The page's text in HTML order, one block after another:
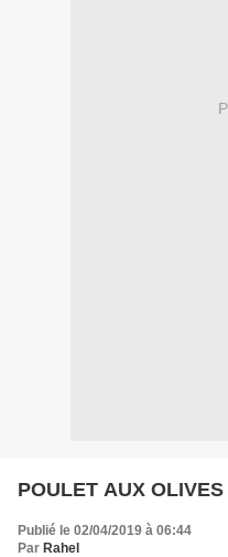
POULET AUX
Publié le 02/04/2019 à 06:44
Par Rahel